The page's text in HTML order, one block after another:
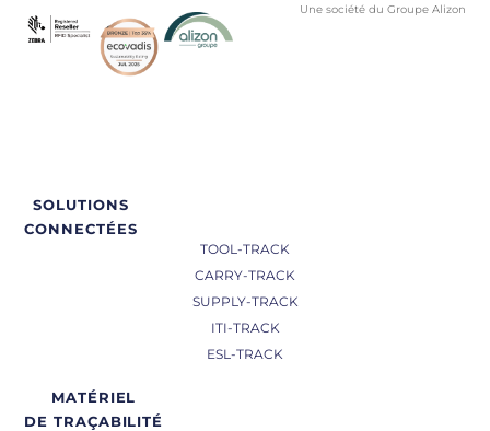
SOLUTIONS
CONNECTÉES
TOOL-TRACK
CARRY-TRACK
SUPPLY-TRACK
ITI-TRACK
ESL-TRACK
MATÉRIEL
DE TRAÇABILITÉ
Une société du Groupe Alizon